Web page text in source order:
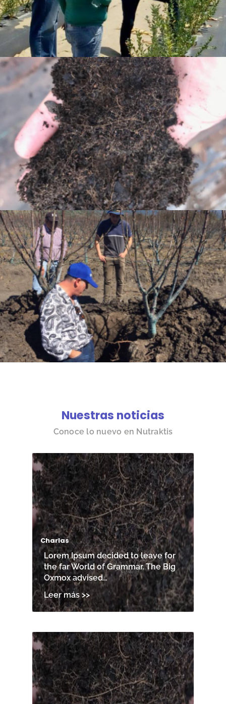
Nuestras noticias
Conoce lo nuevo en Nutraktis
Charlas
Lorem Ipsum decided to leave for
the far World of Grammar. The Big
Oxmox advised…